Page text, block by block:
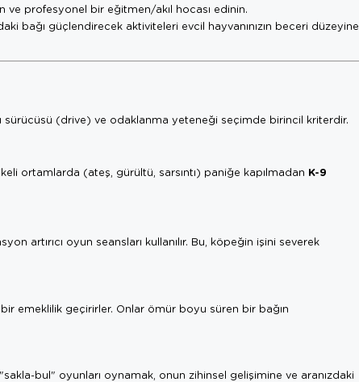
ve profesyonel bir eğitmen/akıl hocası edinin.
bağı güçlendirecek aktiviteleri evcil hayvanınızın beceri düzeyine
sürücüsü (drive) ve odaklanma yeteneği seçimde birincil kriterdir.
ortamlarda (ateş, gürültü, sarsıntı) paniğe kapılmadan K-9
artırıcı oyun seansları kullanılır. Bu, köpeğin işini severek
bir emeklilik geçirirler. Onlar ömür boyu süren bir bağın
bul" oyunları oynamak, onun zihinsel gelişimine ve aranızdaki